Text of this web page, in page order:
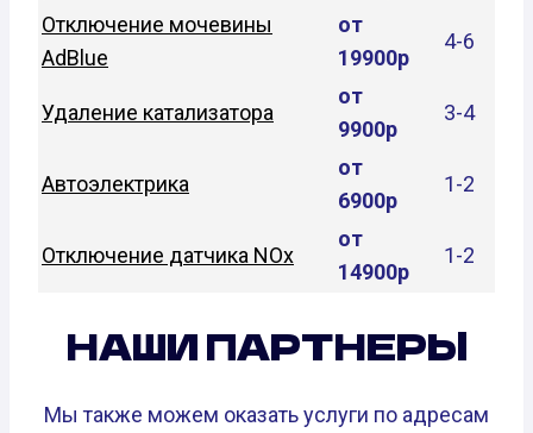
Отключение мочевины
AdBlue
от
19900р
4-6
Удаление катализатора
от
9900р
3-4
Автоэлектрика
от
6900р
1-2
Отключение датчика NOx
от
14900р
1-2
НАШИ ПАРТНЕРЫ
Мы также можем оказать услуги по адресам